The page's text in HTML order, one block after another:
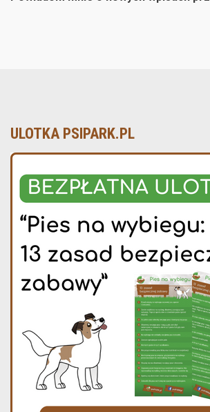
ULOTKA PSIPARK.PL